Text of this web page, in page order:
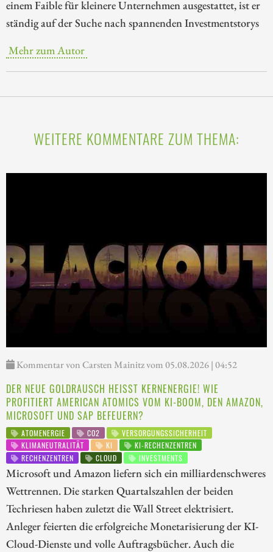
einem Faible für kleinere Unternehmen ausgestattet, ist er
ständig auf der Suche nach spannenden Investmentstorys
Mehr zum Autor
WEITERE KOMMENTARE ZUM THEMA:
Kommentar von Carsten Mainitz vom 05.08.2026 | 04:52
DER NEUE GOLDRAUSCH HEISST KERNENERGIE! WIE P
ROFITIERT AMERICAN ATOMICS VOM KI-BOOM, DEN AMAZON, M
ICROSOFT UND SAP BEFEUERN?
ATOMENERGIE CO2
VERSORGUNGSSICHERHEIT
KLIMANEUTRALITÄT
KI
KI-RECHENZENTREN
RECHENZENTREN
CLOUD INVESTMENTS
Microsoft und Amazon liefern sich ein milliardenschweres
Wettrennen. Die starken Quartalszahlen der beiden
Techriesen haben zuletzt die Wall Street elektrisiert.
Anleger feierten die erfolgreiche Monetarisierung der KI-
Cloud-Dienste und volle Auftragsbücher. Auch die